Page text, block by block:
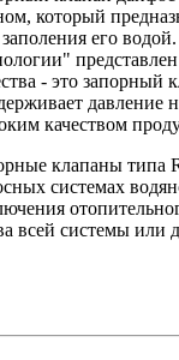
который
его
- это запорный
давление
качеством
клапаны типа
системах
всей системы или